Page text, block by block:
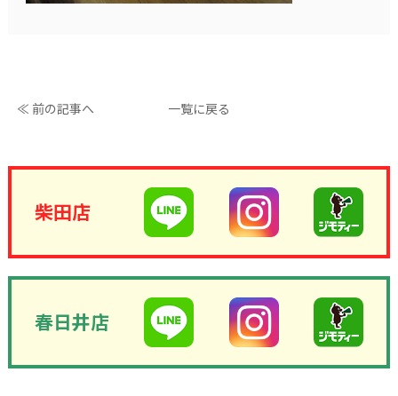
≪ 前の記事へ 一覧に戻る
柴田店
春日井店